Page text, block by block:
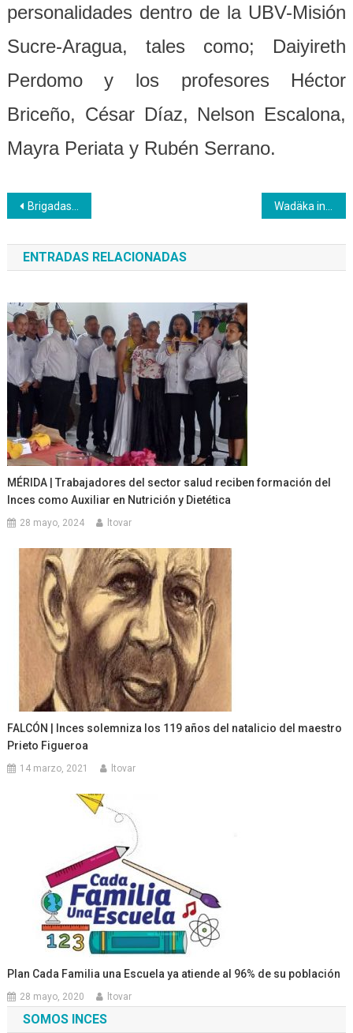
personalidades dentro de la UBV-Misión
Sucre-Aragua, tales como; Daiyireth
Perdomo y los profesores Héctor
Briceño, César Díaz, Nelson Escalona,
Mayra Periata y Rubén Serrano.
Navegación
de
entradas
Brigadas de Barbería atienden a comunidades indígenas
ENTRADAS RELACIONADAS
MÉRIDA | Trabajadores del sector salud reciben formación del
Inces como Auxiliar en Nutrición y Dietética
28 mayo, 2024 ltovar
FALCÓN | Inces solemniza los 119 años del natalicio del maestro
Prieto Figueroa
14 marzo, 2021 ltovar
Plan Cada Familia una Escuela ya atiende al 96% de su población
28 mayo, 2020 ltovar
SOMOS INCES